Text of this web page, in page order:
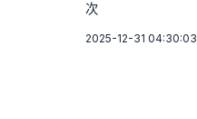
次
2025-12-31 04:30:03